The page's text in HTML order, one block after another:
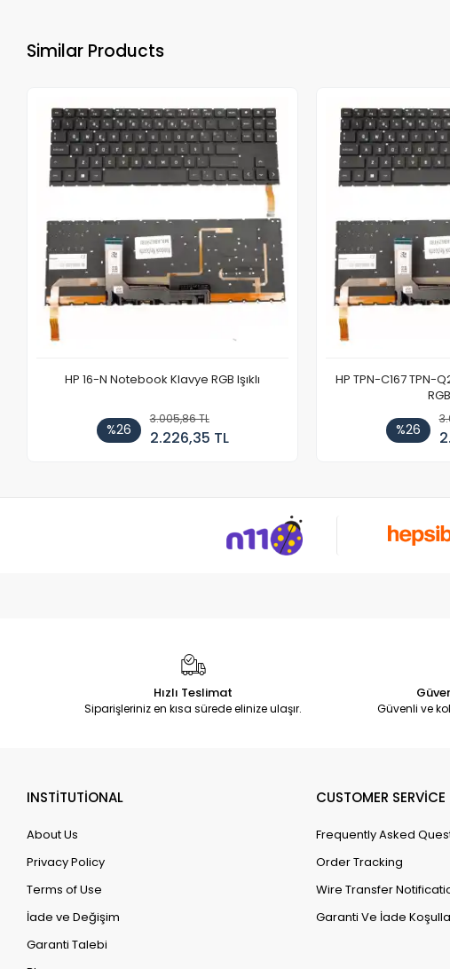
Similar Products
HP 16-N Notebook Klavye RGB Işıklı
%26
3.005,86 TL
2.226,35 TL
HP TPN-C167 TPN-
%26
Hızlı Teslimat
Siparişleriniz en kısa sürede elinize ulaşır. Güvenli ve
INSTİTUTİONAL
About Us
Privacy Policy
Terms of Use
İade ve Değişim
Garanti Talebi
CUSTOMER SERVİCE
Frequently Asked
Order Tracking
Wire Transfer
Garanti Ve İade